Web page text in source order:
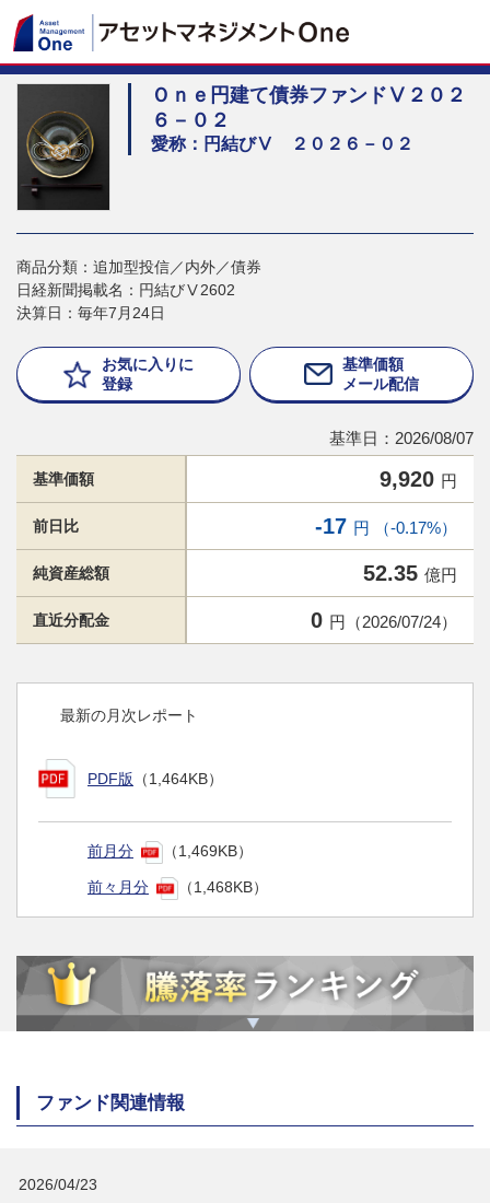
Ｏｎｅ円建て債券ファンドⅤ２０２
６－０２
愛称：円結びⅤ ２０２６－０２
商品分類：追加型投信／内外／債券
日経新聞掲載名：円結びⅤ2602
決算日：毎年7月24日
お気に入りに
登録
基準価額
メール配信
基準日：2026/08/07
基準価額 9,920 円
前日比 -17 円 （-0.17%）
純資産総額 52.35 億円
直近分配金 0 円（2026/07/24）
最新の月次レポート
PDF版 （1,464KB）
前月分 （1,469KB）
前々月分 （1,468KB）
ファンド関連情報
2026/04/23